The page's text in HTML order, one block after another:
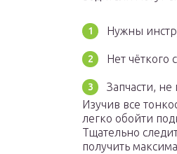
Нужны
Нет чёткого
Запчасти,
Изучив все
легко обойти
Тщательно
получить